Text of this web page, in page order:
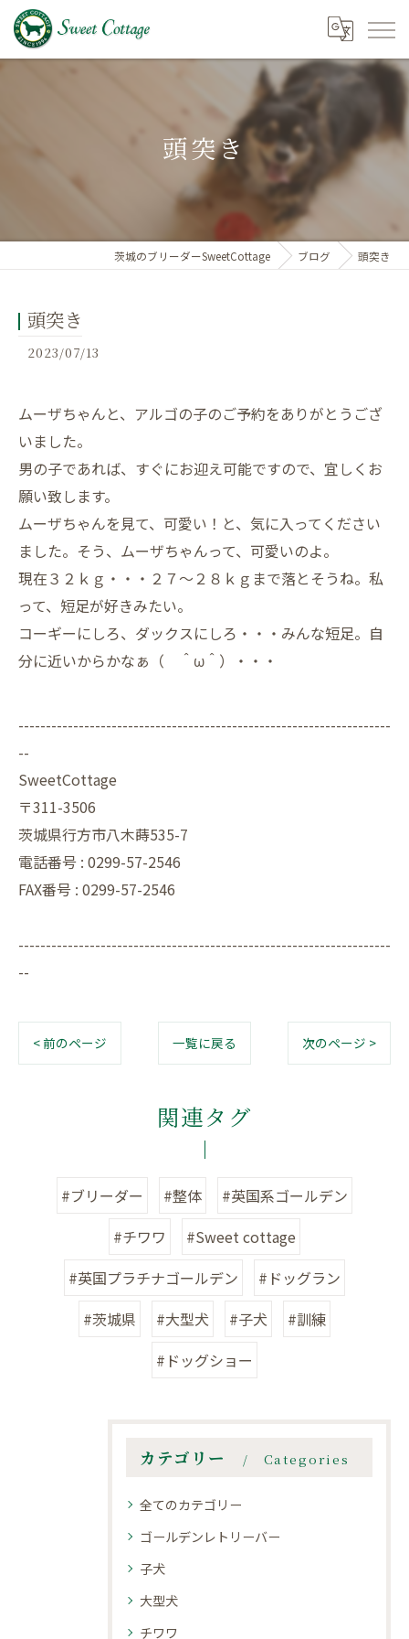
頭突き
茨城のブリーダーSweetCottage ブログ 頭突き
頭突き
2023/07/13
ムーザちゃんと、アルゴの子のご予約をありがとうござ
いました。
男の子であれば、すぐにお迎え可能ですので、宜しくお
願い致します。
ムーザちゃんを見て、可愛い！と、気に入ってください
ました。そう、ムーザちゃんって、可愛いのよ。
現在３２ｋｇ・・・２７～２８ｋｇまで落とそうね。私
って、短足が好きみたい。
コーギーにしろ、ダックスにしろ・・・みんな短足。自
分に近いからかなぁ（ ＾ω＾）・・・
--------------------------------------------------------------------
--
SweetCottage
〒311-3506
茨城県行方市八木蒔535-7
電話番号 : 0299-57-2546
FAX番号 : 0299-57-2546
--------------------------------------------------------------------
--
< 前のページ 一覧に戻る 次のページ >
関連タグ
#ブリーダー #整体
#英国系ゴールデン
#チワワ
#Sweet cottage
#英国プラチナゴールデン
#ドッグラン
#茨城県
#大型犬 #子犬
#訓練
#ドッグショー
カテゴリー Categories
全てのカテゴリー
ゴールデンレトリーバー
子犬
大型犬
チワワ